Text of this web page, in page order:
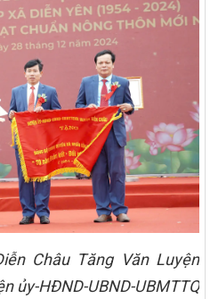
Châu Tăng Văn Luyện
ủy-HĐND-UBND-UBMTTQ